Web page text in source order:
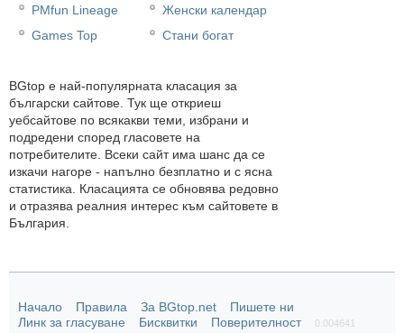
PMfun Lineage
Games Top
Женски календар
Стани богат
BGtop e най-популярната класация за
български сайтове. Тук ще откриеш
уебсайтове по всякакви теми, избрани и
подредени според гласовете на
потребителите. Всеки сайт има шанс да се
изкачи нагоре - напълно безплатно и с ясна
статистика. Класацията се обновява редовно
и отразява реалния интерес към сайтовете в
България.
Начало Правила За BGtop.net
Пишете ни
Линк за гласуване
Бисквитки Поверителност 0.004641